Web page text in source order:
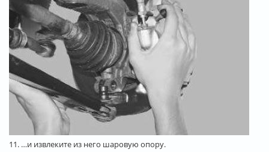
11. …и извлеките из него шаровую опору.